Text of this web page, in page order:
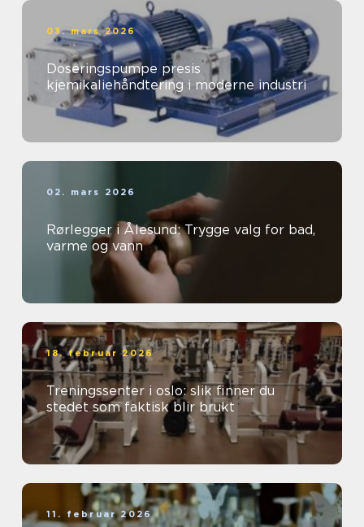
03. mars 2026
Doseringspumpe presis
kjemikaliehåndtering i moderne industri
02. mars 2026
Rørlegger i Ålesund: Trygge valg for bad,
varme og vann
18. februar 2026
Treningssenter i oslo: slik finner du
stedet som faktisk blir brukt
11. februar 2026